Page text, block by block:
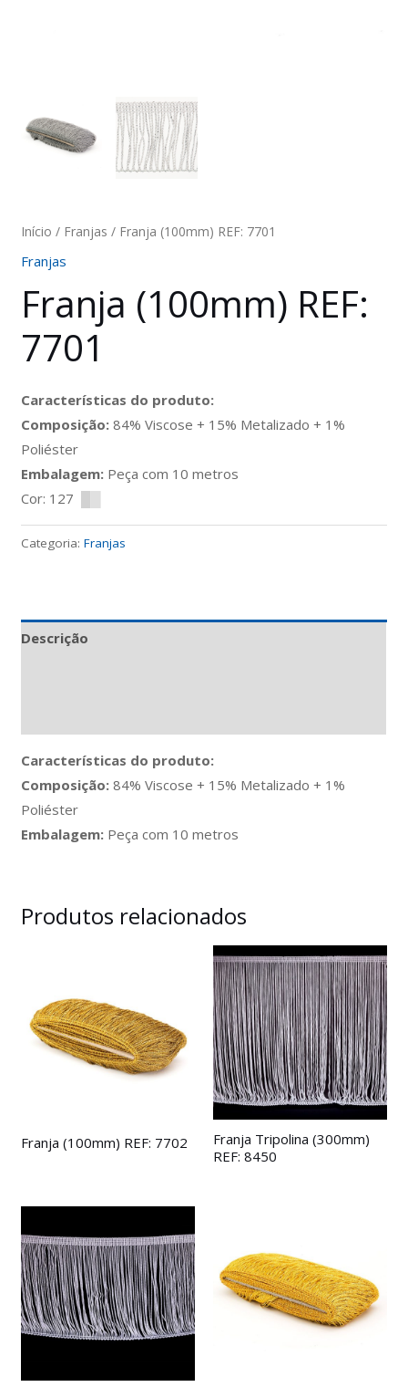
Início / Franjas / Franja (100mm) REF: 7701
Franjas
Franja (100mm) REF:
7701
Características do produto:
Composição: 84% Viscose + 15% Metalizado + 1%
Poliéster
Embalagem: Peça com 10 metros
Cor: 127
Categoria:Franjas
Descrição
Características do produto:
Composição: 84% Viscose + 15% Metalizado + 1%
Poliéster
Embalagem: Peça com 10 metros
Produtos relacionados
Franja (100mm) REF: 7702
Franja Tripolina (300mm)
REF: 8450